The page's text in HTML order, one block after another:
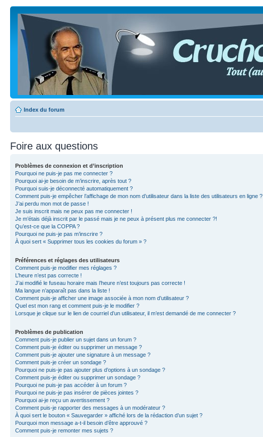
Index du forum
Foire aux questions
Problèmes de connexion et d’inscription
Pourquoi ne puis-je pas me connecter ?
Pourquoi ai-je besoin de m’inscrire, après tout ?
Pourquoi suis-je déconnecté automatiquement ?
Comment puis-je empêcher l’affichage de mon nom d’utilisateur dans la liste des utilisateurs en ligne ?
J’ai perdu mon mot de passe !
Je suis inscrit mais ne peux pas me connecter !
Je m’étais déjà inscrit par le passé mais je ne peux à présent plus me connecter ?!
Qu’est-ce que la COPPA ?
Pourquoi ne puis-je pas m’inscrire ?
À quoi sert « Supprimer tous les cookies du forum » ?
Préférences et réglages des utilisateurs
Comment puis-je modifier mes réglages ?
L’heure n’est pas correcte !
J’ai modifié le fuseau horaire mais l’heure n’est toujours pas correcte !
Ma langue n’apparaît pas dans la liste !
Comment puis-je afficher une image associée à mon nom d’utilisateur ?
Quel est mon rang et comment puis-je le modifier ?
Lorsque je clique sur le lien de courriel d’un utilisateur, il m’est demandé de me connecter ?
Problèmes de publication
Comment puis-je publier un sujet dans un forum ?
Comment puis-je éditer ou supprimer un message ?
Comment puis-je ajouter une signature à un message ?
Comment puis-je créer un sondage ?
Pourquoi ne puis-je pas ajouter plus d’options à un sondage ?
Comment puis-je éditer ou supprimer un sondage ?
Pourquoi ne puis-je pas accéder à un forum ?
Pourquoi ne puis-je pas insérer de pièces jointes ?
Pourquoi ai-je reçu un avertissement ?
Comment puis-je rapporter des messages à un modérateur ?
À quoi sert le bouton « Sauvegarder » affiché lors de la rédaction d’un sujet ?
Pourquoi mon message a-t-il besoin d’être approuvé ?
Comment puis-je remonter mes sujets ?